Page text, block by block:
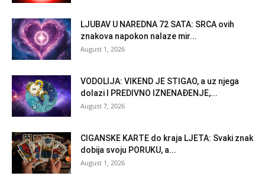
LJUBAV U NAREDNA 72 SATA: SRCA ovih
znakova napokon nalaze mir...
August 1, 2026
VODOLIJA: VIKEND JE STIGAO, a uz njega
dolazi I PREDIVNO IZNENAĐENJE,...
August 7, 2026
CIGANSKE KARTE do kraja LJETA: Svaki znak
dobija svoju PORUKU, a...
August 1, 2026